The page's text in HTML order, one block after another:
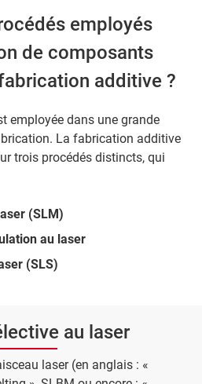
employés
de composants
additive ?
employée dans une grande
La fabrication additive
trois procédés distincts, qui
(SLM)
au laser
(SLS)
au laser
laser (en anglais : «